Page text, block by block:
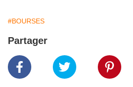
#BOURSES
Partager